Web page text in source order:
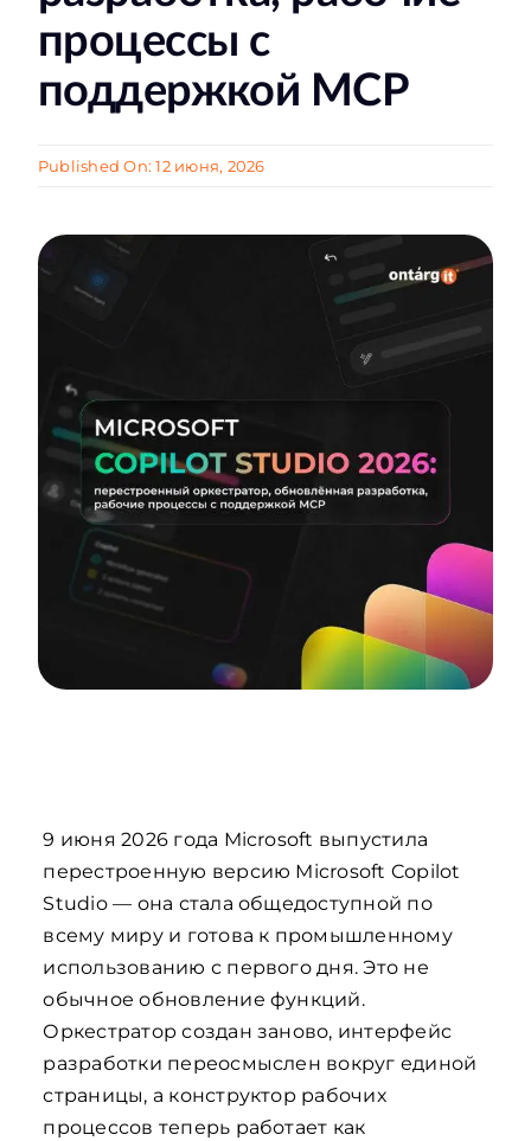
процессы с
поддержкой MCP
Published On: 12 июня, 2026
9 июня 2026 года Microsoft выпустила
перестроенную версию Microsoft Copilot
Studio — она стала общедоступной по
всему миру и готова к промышленному
использованию с первого дня. Это не
обычное обновление функций.
Оркестратор создан заново, интерфейс
разработки переосмыслен вокруг единой
страницы, а конструктор рабочих
процессов теперь работает как